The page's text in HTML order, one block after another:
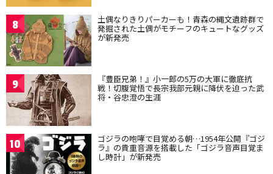
8 土偶なりきりパーカーも！青森の縄文遺跡群で
発掘された土偶がモチーフのキュートなグッズ
が新発売
9 『豊臣兄弟！』小一郎の5万の大軍に徹底抗
戦！切腹覚悟で長宗我部元親に降伏を迫った武
将・谷忠澄の生涯
10 ゴジラの咆哮で目覚める朝…1954年公開『ゴジ
ラ』の貴重音源を搭載した「ゴジラ音声目覚ま
し時計」が新発売